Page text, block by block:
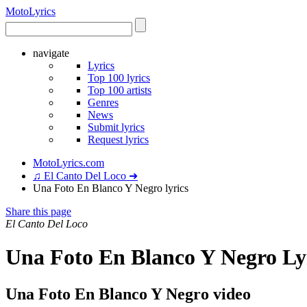
MotoLyrics
navigate
Lyrics
Top 100 lyrics
Top 100 artists
Genres
News
Submit lyrics
Request lyrics
MotoLyrics.com
♫ El Canto Del Loco ➜
Una Foto En Blanco Y Negro lyrics
Share this page
El Canto Del Loco
Una Foto En Blanco Y Negro
Una Foto En Blanco Y Negro video